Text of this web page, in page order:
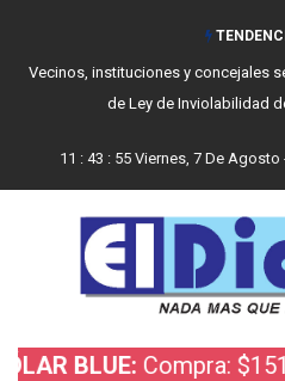
Vecinos, instituciones y concejales
de Ley de Inviolabilidad
11 : 43 : 56 Viernes, 7 De Agosto
Compra: $1510 -